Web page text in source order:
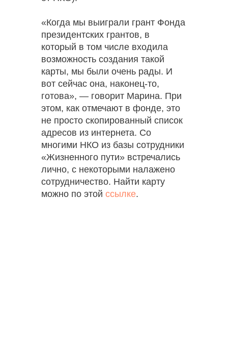
«Когда мы выиграли грант Фонда
президентских грантов, в
который в том числе входила
возможность создания такой
карты, мы были очень рады. И
вот сейчас она, наконец-то,
готова», — говорит Марина. При
этом, как отмечают в фонде, это
не просто скопированный список
адресов из интернета. Со
многими НКО из базы сотрудники
«Жизненного пути» встречались
лично, с некоторыми налажено
сотрудничество. Найти карту
можно по этой ссылке.